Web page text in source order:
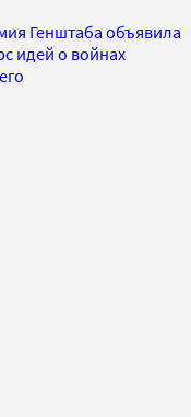
Генштаба объявила
идей о войнах